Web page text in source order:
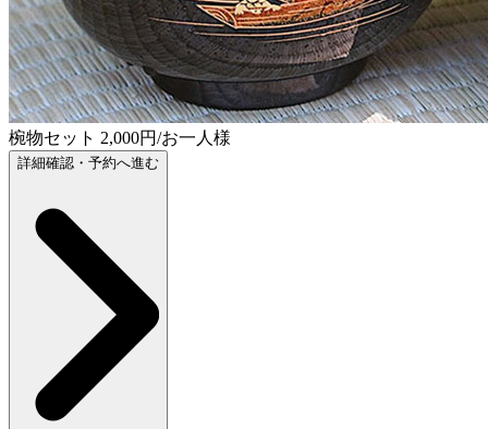
椀物セット 2,000円/お一人様
詳細確認・予約へ進む